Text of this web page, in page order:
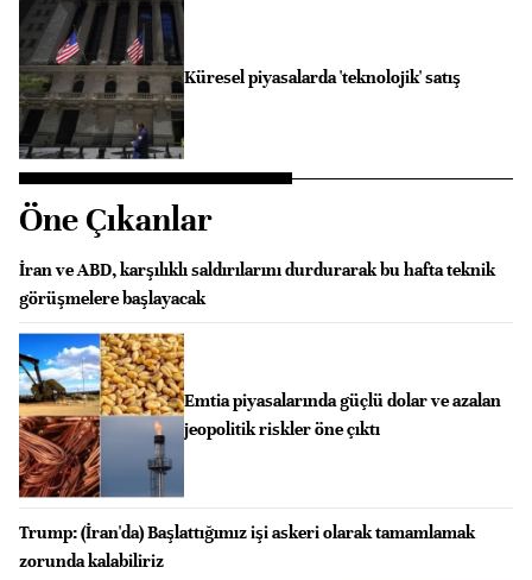
Küresel piyasalarda 'teknolojik' satış
Öne Çıkanlar
İran ve ABD, karşılıklı saldırılarını durdurarak bu hafta teknik
görüşmelere başlayacak
Emtia piyasalarında güçlü dolar ve azalan
jeopolitik riskler öne çıktı
Trump: (İran'da) Başlattığımız işi askeri olarak tamamlamak
zorunda kalabiliriz